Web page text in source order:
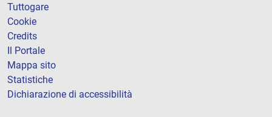
Tuttogare
Cookie
Credits
Il Portale
Mappa sito
Statistiche
Dichiarazione di accessibilità